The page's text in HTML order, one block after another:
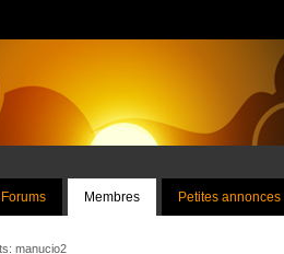
Forums Membres Petites annonces
manucio2